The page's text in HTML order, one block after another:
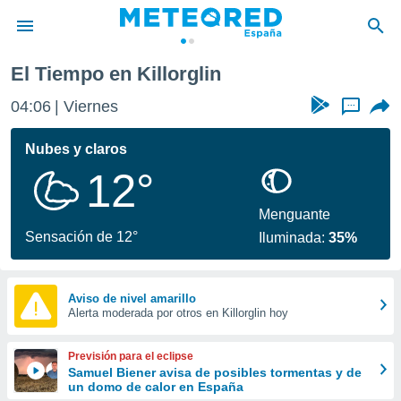
de
por
se
calidad.
a este
las
y
forma
digital
basada
El Tiempo en Killorglin
04:06 Viernes ...
Nubes y claros
12°
Sensación de 12°
Menguante
Iluminada:35%
Aviso de nivel amarillo
Alerta moderada por otros en Killorglin hoy
Previsión para el eclipse
Samuel Biener avisa de posibles tormentas y de
un domo de calor en España